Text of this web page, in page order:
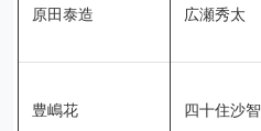
原田泰造 広瀬秀太
豊嶋花 四十住沙智